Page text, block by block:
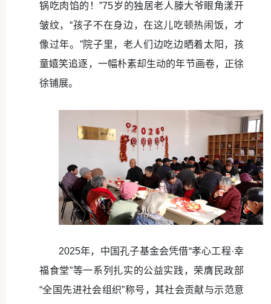
锅吃肉馅的！”75岁的独居老人滕大爷眼角漾开
皱纹，“孩子不在身边，在这儿吃顿热闹饭，才
像过年。”院子里，老人们边吃边晒着太阳，孩
童嬉笑追逐，一幅朴素却生动的年节画卷，正徐
徐铺展。
2025年，中国孔子基金会凭借“孝心工程·幸
福食堂”等一系列扎实的公益实践，荣膺民政部
“全国先进社会组织”称号，其社会贡献与示范意